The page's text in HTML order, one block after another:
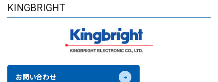
KINGBRIGHT
お問い合わせ